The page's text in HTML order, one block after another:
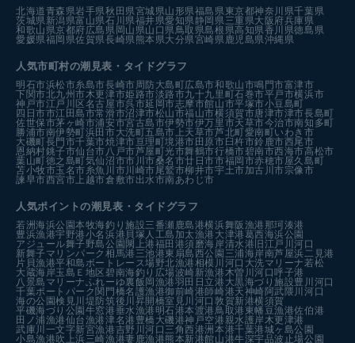
北海道青森県岩手県秋田県宮城県山形県福島県東京都神奈川県千葉県
茨城県新潟県富山県石川県福井県愛知県静岡県三重県大阪府兵庫県
和歌山県京都府広島県 岡山県山口県鳥取県島根県高知県香川県徳島県
愛媛県福岡県佐賀県長崎県熊本県大分県宮崎県鹿児島県沖縄県
人気市町村の潮見表・タイドグラフ
明石市浜松市糸島市長崎市周防大島町広島市和歌山市鳴門市富津市
下関市北九州市木更津市姫路市淡路市九十九里町石巻市平戸市横浜市
神戸市江戸川区 名古屋市呉市延岡市志摩市館山市平塚市小豆島町
四日市市江田島市常滑市沼津市松山市福山市横須賀市唐津市津市長島町
佐世保市茅ヶ崎市浦安市宮古島市伊勢市伊万里市天草市今治市南知多町
勝浦市南伊勢町浜田市大洗町五島市 上天草市芦北町愛南町いわき市
大磯町長門市千葉市焼津市亘理町境港市 田原市 臼杵市鈴鹿市西尾市
恩納村銚子市仙台市八戸市芦屋町光市舞鶴市行橋市碧南市西海市高松市
葉山町徳之島町気仙沼市市川市桑名市廿日市市福岡市赤穂市屋久島町
苫小牧市玉名市糸魚川市川崎市尾鷲市柳井市宇土市加古川市宗像市
諫早市西宮市 上越市倉敷市出水市南あわじ市
人気ポイントの潮見表・タイドグラフ
若洲海浜公園本牧海釣り施設三番瀬 鹿島港横浜舞阪漁港 那珂湊港
豊浜漁港宇野港小名浜港 貝塚人工島 加太漁港 大津港葛西海浜公園
アジュール舞子野島公園 閖上港福田港須磨海岸清水港 旧江戸川河口
新舞子マリンパーク 相馬港 三池港東扇島西公園 三浦海岸南芦屋浜二見港
片貝漁港平和島ボートレース場野北漁港相模川河口 大洗マリーナ若松
大蔵海岸玉島Ｅ地区 碧南海釣り広場波崎新漁港木曽川河口 呼子港
八景島マリーナふれーゆ裏飯岡漁港羽田 日立港 大黒海づり施設豊川河口
千葉ポートパーク 関門橋名護漁港御前崎港師崎港天神崎 阿武隈川河口
海の公園検見川堤防筑後川昇開橋室見川河口敦賀新港横須賀
平磯海づり公園 牛窓港垂水漁港 明石港本渡港鳥取港 東幡豆漁港佐伯港
田ノ浦漁港仙台漁港津名港 豊橋 大磯港神戸空港親水護岸木更津港
武庫川一文字新宮漁港吉野川河口 三角西港洲本港千葉港城ヶ島公園
小島漁港吹上浜三崎漁港妻鹿漁港熊本新港館山港牛深宇品波止場公園